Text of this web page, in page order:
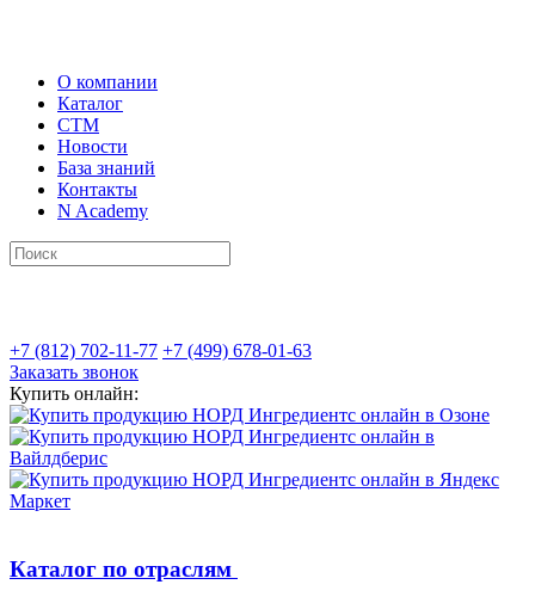
О компании
Каталог
СТМ
Новости
База знаний
Контакты
N Academy
+7 (812) 702-11-77 +7 (499) 678-01-63
Заказать звонок
Купить онлайн:
Каталог по отраслям